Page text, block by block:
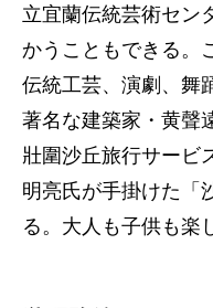
立宜蘭伝統芸術セン
かうこともできる。
伝統工芸、演劇、舞
著名な建築家・黄聲
壯圍沙丘旅行サービ
明亮氏が手掛けた「
る。大人も子供も楽